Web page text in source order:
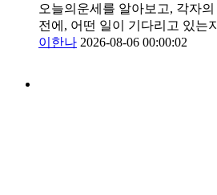
오늘의운세를 알아보고, 각자
전에, 어떤 일이 기다리고 있는
이한나 2026-08-06 00:00:02